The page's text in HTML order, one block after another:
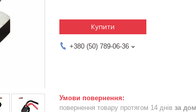
Купити
+380 (50) 789-06-36
повернення товару протягом 14 днів за